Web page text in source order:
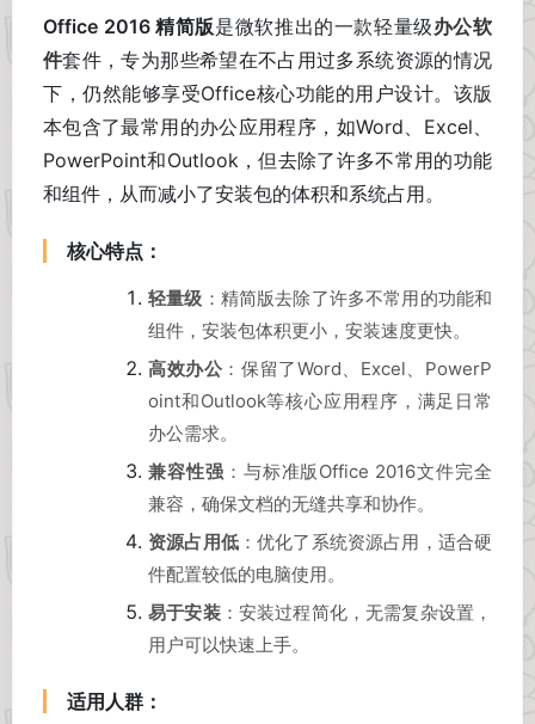
Office 2016 精简版是微软推出的一款轻量级办公软
件套件，专为那些希望在不占用过多系统资源的情况
下，仍然能够享受Office核心功能的用户设计。该版
本包含了最常用的办公应用程序，如Word、Excel、
PowerPoint和Outlook，但去除了许多不常用的功能
和组件，从而减小了安装包的体积和系统占用。
核心特点：
轻量级 ：精简版去除了许多不常用的功能和
组件，安装包体积更小，安装速度更快。
高效办公 ：保留了Word、Excel、PowerP
oint和Outlook等核心应用程序，满足日常
办公需求。
兼容性强 ：与标准版Office 2016文件完全
兼容，确保文档的无缝共享和协作。
资源占用低：优化了系统资源占用，适合硬
件配置较低的电脑使用。
易于安装：安装过程简化，无需复杂设置，
用户可以快速上手。
适用人群：